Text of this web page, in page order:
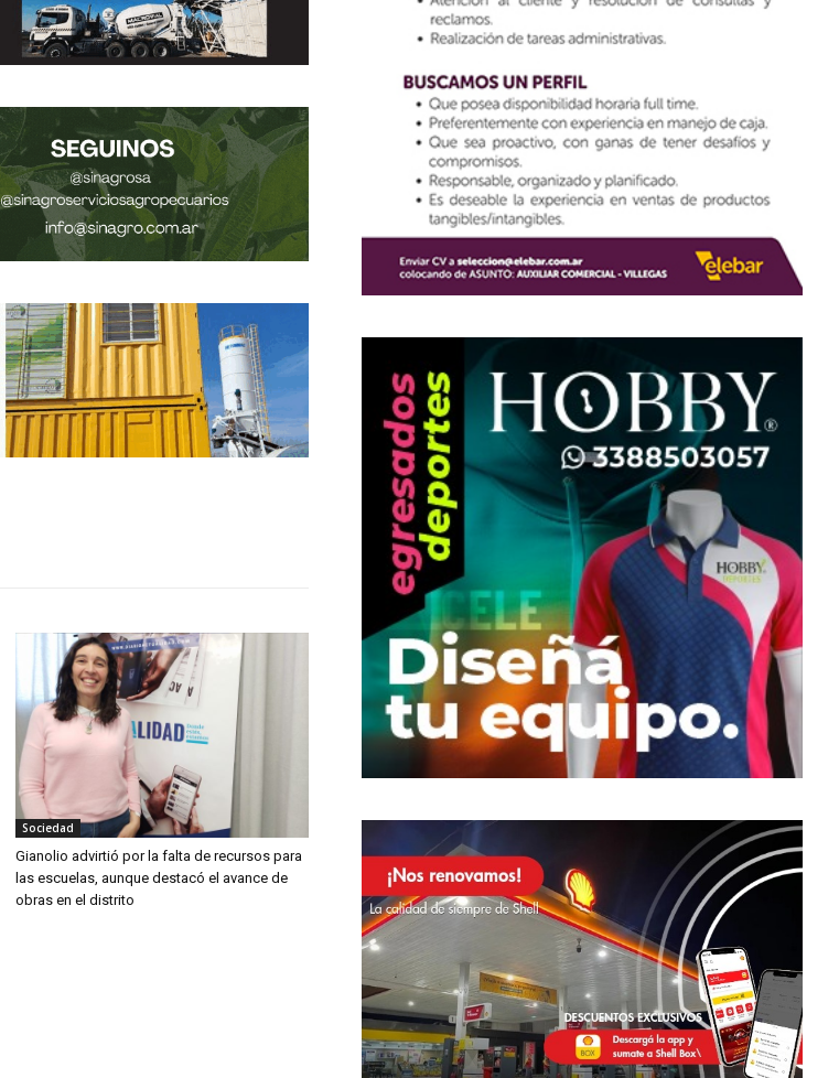
Sociedad
Gianolio advirtió por la falta de recursos para
las escuelas, aunque destacó el avance de
obras en el distrito